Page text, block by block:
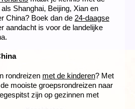
Shanghai, Beijing, Xian en
China? Boek dan de 24-daagse
aandacht is voor de landelijke
rondreizen met de kinderen? Met
mooiste groepsrondreizen naar
zijn op gezinnen met